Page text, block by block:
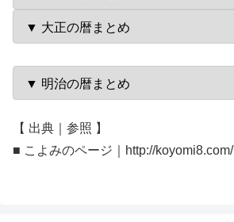
【 出典｜参照 】
■ こよみのページ｜http://koyomi8.com/